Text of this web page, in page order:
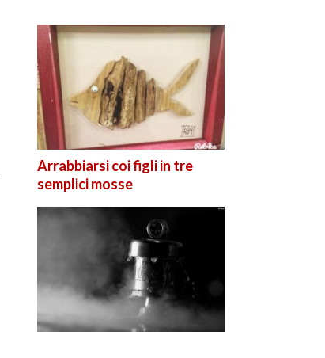
Arrabbiarsi coi figli in tre
semplici mosse